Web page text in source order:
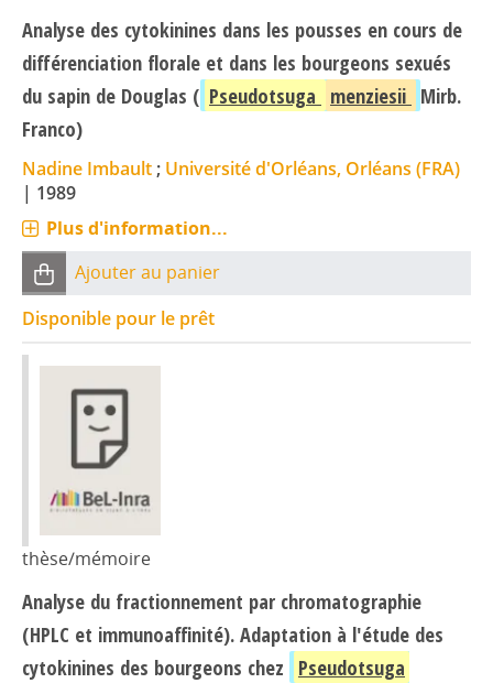
Analyse des cytokinines dans les pousses en cours de
différenciation florale et dans les bourgeons sexués
du sapin de Douglas ( Pseudotsuga menziesii Mirb.
Franco)
Nadine Imbault ; Université d'Orléans, Orléans (FRA)
| 1989
Plus d'information...
Ajouter au panier
Disponible pour le prêt
thèse/mémoire
Analyse du fractionnement par chromatographie
(HPLC et immunoaffinité). Adaptation à l'étude des
cytokinines des bourgeons chez Pseudotsuga